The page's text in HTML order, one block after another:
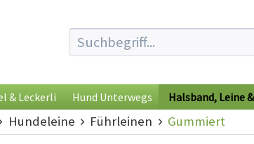
& Leckerli Hund Unterwegs Halsband, Leine
Hundeleine Führleinen Gummiert